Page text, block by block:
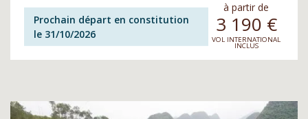
Prochain départ en constitution
le 31/10/2026
à partir de
3 190 €
VOL INTERNATIONAL
INCLUS